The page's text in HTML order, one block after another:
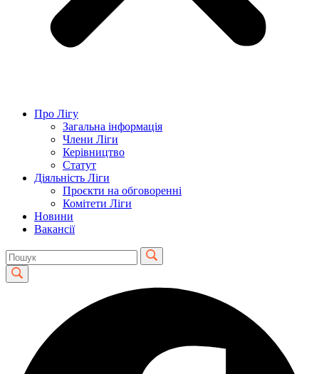
Про Лігу
Загальна інформація
Члени Ліги
Керівництво
Статут
Діяльність Ліги
Проєкти на обговоренні
Комітети Ліги
Новини
Вакансії